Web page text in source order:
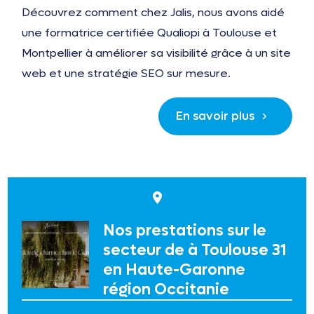
Découvrez comment chez Jalis, nous avons aidé
une formatrice certifiée Qualiopi à Toulouse et
Montpellier à améliorer sa visibilité grâce à un site
web et une stratégie SEO sur mesure.
En savoir plus
Nos prestations sur le
secteur de à Toulouse 31
en Haute-Garonne
région Occitanie